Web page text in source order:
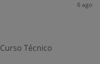
6 ago
Curso Técnico